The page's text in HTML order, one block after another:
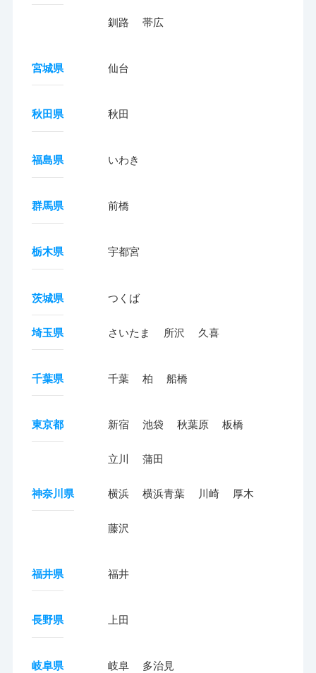
釧路 帯広
宮城県 仙台
秋田県 秋田
福島県 いわき
群馬県 前橋
栃木県 宇都宮
茨城県 つくば
埼玉県 さいたま 所沢 久喜
千葉県 千葉 柏 船橋
東京都 新宿 池袋 秋葉原 板橋
立川 蒲田
神奈川県 横浜 横浜青葉 川崎 厚木
藤沢
福井県 福井
長野県 上田
岐阜県 岐阜 多治見